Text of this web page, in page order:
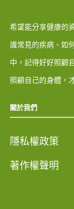
希望能分享健康的
識常見的疾病、如
中，記得好好照顧
照顧自己的身體，
關於我們
隱私權政策
著作權聲明